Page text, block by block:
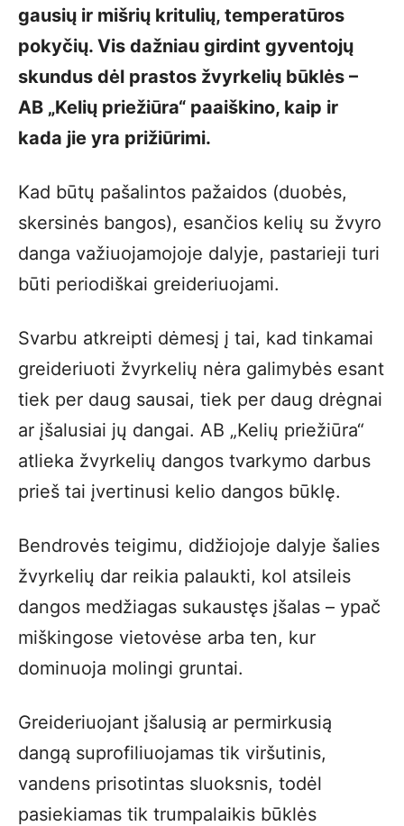
gausių ir mišrių kritulių, temperatūros
pokyčių. Vis dažniau girdint gyventojų
skundus dėl prastos žvyrkelių būklės –
AB „Kelių priežiūra“ paaiškino, kaip ir
kada jie yra prižiūrimi.
Kad būtų pašalintos pažaidos (duobės,
skersinės bangos), esančios kelių su žvyro
danga važiuojamojoje dalyje, pastarieji turi
būti periodiškai greideriuojami.
Svarbu atkreipti dėmesį į tai, kad tinkamai
greideriuoti žvyrkelių nėra galimybės esant
tiek per daug sausai, tiek per daug drėgnai
ar įšalusiai jų dangai. AB „Kelių priežiūra“
atlieka žvyrkelių dangos tvarkymo darbus
prieš tai įvertinusi kelio dangos būklę.
Bendrovės teigimu, didžiojoje dalyje šalies
žvyrkelių dar reikia palaukti, kol atsileis
dangos medžiagas sukaustęs įšalas – ypač
miškingose vietovėse arba ten, kur
dominuoja molingi gruntai.
Greideriuojant įšalusią ar permirkusią
dangą suprofiliuojamas tik viršutinis,
vandens prisotintas sluoksnis, todėl
pasiekiamas tik trumpalaikis būklės